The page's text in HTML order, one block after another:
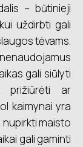
– būtinieji
uždirbti gali
tėvams.
gali siūlyti
prižiūrėti ar
kaimynai yra
nupirkti maisto
gali gaminti